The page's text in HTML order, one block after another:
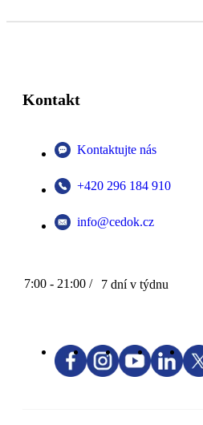
Kontakt
Kontaktujte nás
+420 296 184 910
info@cedok.cz
7:00 - 21:00 / 7 dní v týdnu